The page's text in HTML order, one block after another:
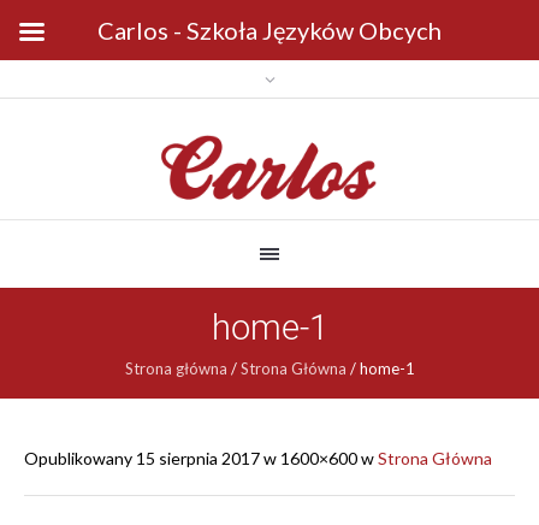
home-1
Strona główna /Strona Główna /home-1
Opublikowany 15 sierpnia 2017w 1600×600 wStrona Główna
Carlos - Szkoła Języków Obcych